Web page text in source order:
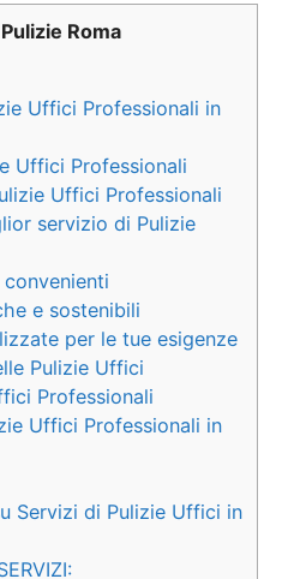
Roma
Uffici Professionali in
Uffici Professionali
Uffici Professionali
servizio di Pulizie
e sostenibili
per le tue esigenze
Pulizie Uffici
Professionali
Uffici Professionali in
Servizi di Pulizie Uffici in